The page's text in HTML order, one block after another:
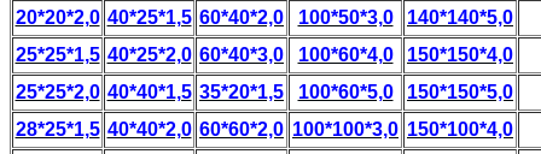
20*20*2,0 40*25*1,5 60*40*2,0 100*50*3,0
140*140*5,0
25*25*1,5 40*25*2,0 60*40*3,0 100*60*4,0
150*150*4,0
25*25*2,0 40*40*1,5 35*20*1,5 100*60*5,0
150*150*5,0
28*25*1,5 40*40*2,0 60*60*2,0 100*100*3,0 150*100*4,0